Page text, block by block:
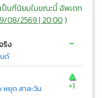
ป็นที่นิยมในขณะนี้ อัพเดท
08/2569 | 20:00)
ริง
ด์
-
หยุด สาละวัน
▲
+1